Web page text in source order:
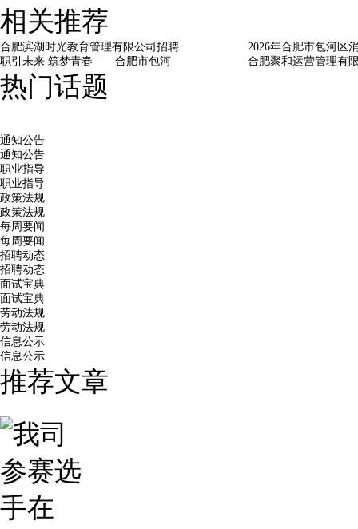
相关推荐
合肥滨湖时光教育管理有限公司招聘
2026年合肥市包河区
职引未来 筑梦青春——合肥市包河
合肥聚和运营管理有
热门话题
通知公告
通知公告
职业指导
职业指导
政策法规
政策法规
每周要闻
每周要闻
招聘动态
招聘动态
面试宝典
面试宝典
劳动法规
劳动法规
信息公示
信息公示
推荐文章